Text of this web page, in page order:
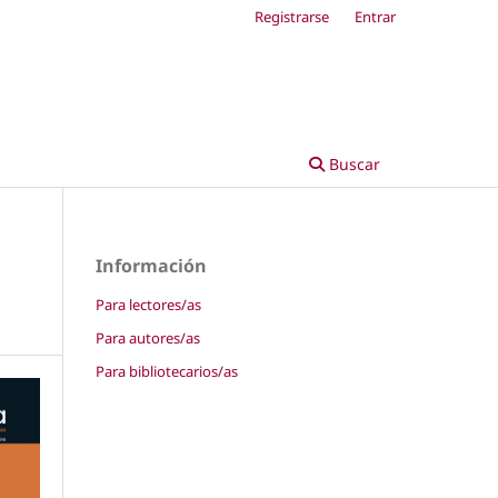
Buscar
Registrarse Entrar
Información
Para lectores/as
Para autores/as
Para bibliotecarios/as